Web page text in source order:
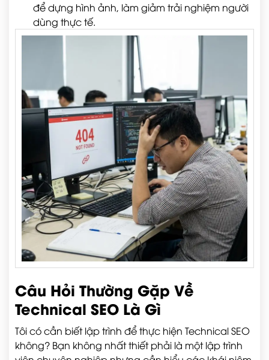
để dựng hình ảnh, làm giảm trải nghiệm người
dùng thực tế.
Câu Hỏi Thường Gặp Về
Technical SEO Là Gì
Tôi có cần biết lập trình để thực hiện Technical SEO
không? Bạn không nhất thiết phải là một lập trình